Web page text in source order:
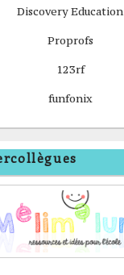
Discovery Education
Proprofs
123rf
funfonix